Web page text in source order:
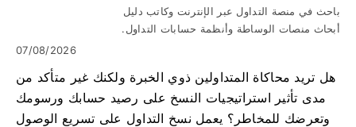
باحث في منصة التداول عبر الإنترنت وكاتب دليل
أبحاث منصات الوساطة وأنظمة حسابات التداول.
07/08/2026
هل تريد محاكاة المتداولين ذوي الخبرة ولكنك غير متأكد من
مدى تأثير استراتيجيات النسخ على رصيد حسابك ورسومك
وتعرضك للمخاطر؟ يعمل نسخ التداول على تسريع الوصول